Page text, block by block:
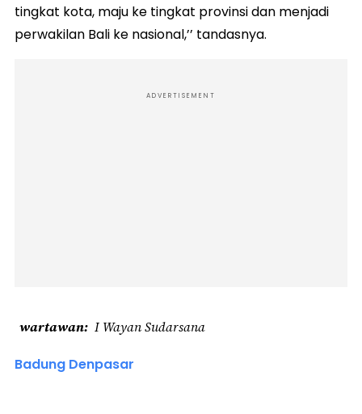
tingkat kota, maju ke tingkat provinsi dan menjadi
perwakilan Bali ke nasional,’’ tandasnya.
ADVERTISEMENT
wartawan I Wayan Sudarsana
Badung Denpasar